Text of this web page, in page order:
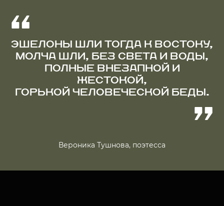
ЭШЕЛОНЫ ШЛИ ТОГДА К ВОСТОКУ,
МОЛЧА ШЛИ, БЕЗ СВЕТА И ВОДЫ,
ПОЛНЫЕ ВНЕЗАПНОЙ И
ЖЕСТОКОЙ,
ГОРЬКОЙ ЧЕЛОВЕЧЕСКОЙ БЕДЫ.
Вероника Тушнова, поэтесса